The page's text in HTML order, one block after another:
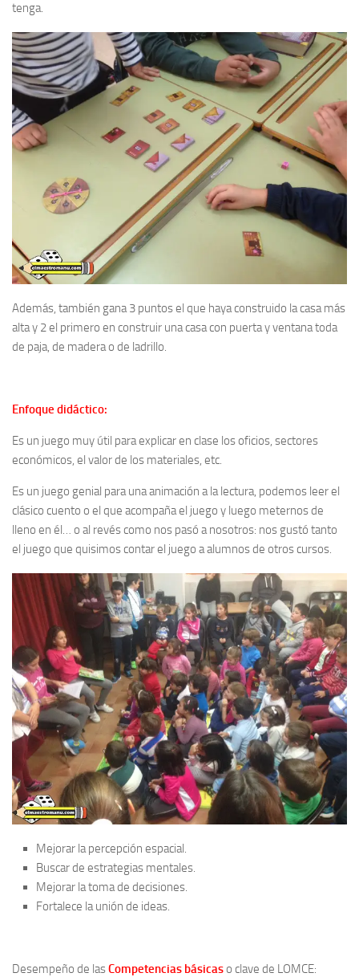
tenga.
Además, también gana 3 puntos el que haya construido la casa más
alta y 2 el primero en construir una casa con puerta y ventana toda
de paja, de madera o de ladrillo.
Enfoque didáctico:
Es un juego muy útil para explicar en clase los oficios, sectores
económicos, el valor de los materiales, etc.
Es un juego genial para una animación a la lectura, podemos leer el
clásico cuento o el que acompaña el juego y luego meternos de
lleno en él… o al revés como nos pasó a nosotros: nos gustó tanto
el juego que quisimos contar el juego a alumnos de otros cursos.
Mejorar la percepción espacial.
Buscar de estrategias mentales.
Mejorar la toma de decisiones.
Fortalece la unión de ideas.
Desempeño de lasCompetencias básicaso clave de LOMCE: